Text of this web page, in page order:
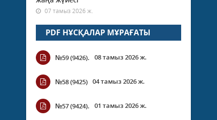
07 тамыз 2026 ж.
PDF НҰСҚАЛАР МҰРАҒАТЫ
№59 (9426). 08 тамыз 2026 ж.
№58 (9425) 04 тамыз 2026 ж.
№57 (9424). 01 тамыз 2026 ж.